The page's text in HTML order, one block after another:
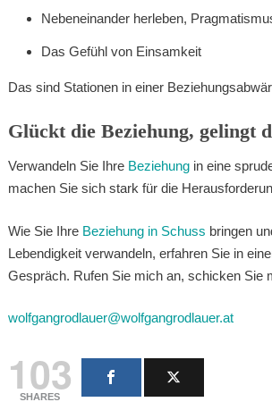
Nebeneinander herleben,
Das Gefühl von Einsamkeit
Das sind Stationen in einer
Glückt die Beziehung, gelingt
Verwandeln Sie Ihre Beziehungin eine
machen Sie sich stark für die
Wie Sie Ihre Beziehung in Schuss bringen
Lebendigkeit verwandeln, erfahren Sie in
Gespräch. Rufen Sie mich an, schicken Sie
wolfgangrodlauer@wolfgangrodlauer.at
103
SHARES